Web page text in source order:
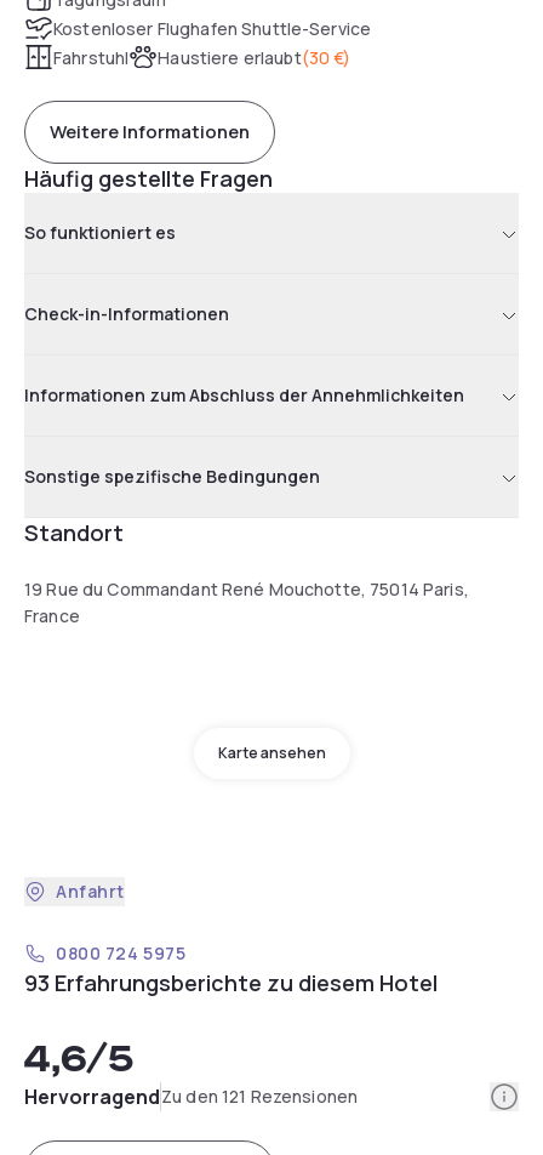
Kostenloser Flughafen Shuttle-Service
Fahrstuhl
Haustiere erlaubt(30 €)
Weitere Informationen
Häufig gestellte Fragen
So funktioniert es
Check-in-Informationen
Informationen zum Abschluss der Annehmlichkeiten
Sonstige spezifische Bedingungen
Standort
19 Rue du Commandant René Mouchotte, 75014 Paris,
France
Karte ansehen
Anfahrt
0800 724 5975
93 Erfahrungsberichte zu diesem Hotel
4,6/5
HervorragendZu den 121 Rezensionen